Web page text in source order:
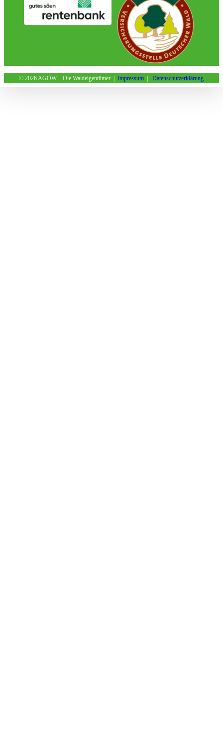
© 2026 AGDW – Die Waldeigentümer | Impressum Datenschutzerklärung